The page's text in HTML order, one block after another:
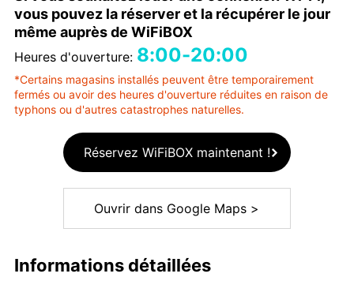
vous pouvez la réserver et la récupérer le jour
même auprès de WiFiBOX
Heures d'ouverture: 8:00-20:00
*Certains magasins installés peuvent être temporairement
fermés ou avoir des heures d'ouverture réduites en raison de
typhons ou d'autres catastrophes naturelles.
Réservez WiFiBOX maintenant !
Ouvrir dans Google Maps >
Informations détaillées